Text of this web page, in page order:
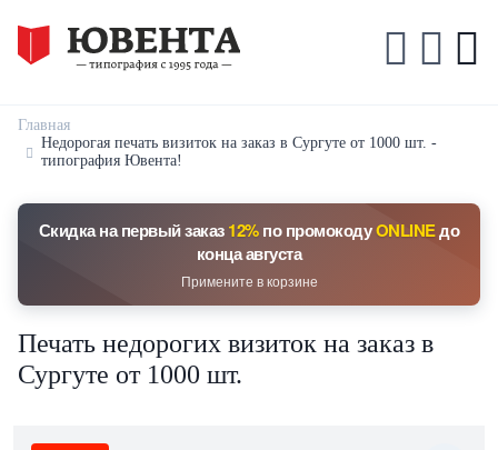
Главная
Недорогая печать визиток на заказ в Сургуте от 1000 шт. -
типография Ювента!
Скидка на первый заказ12%по промокодуONLINEдо
конца августа
Примените в корзине
Печать недорогих визиток на заказ в
Сургуте от 1000 шт.